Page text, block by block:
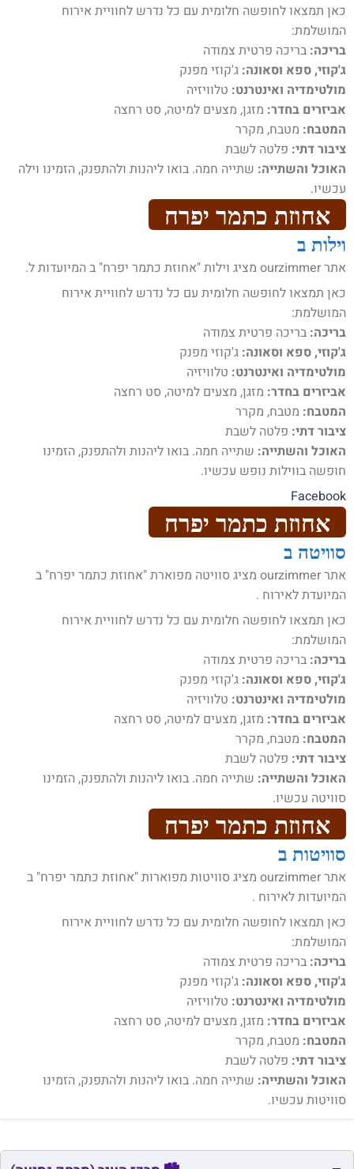
כאן תמצאו לחופשה חלומית עם כל נדרש לחוויית אירוח
המושלמת:
בריכה: בריכה פרטית צמודה
ג'קוזי, ספא וסאונה: ג'קוזי מפנק
מולטימדיה ואינטרנט: טלוויזיה
אביזרים בחדר: מזגן, מצעים למיטה, סט רחצה
המטבח: מטבח, מקרר
ציבור דתי: פלטה לשבת
האוכל והשתייה: שתייה חמה. בואו ליהנות ולהתפנק, הזמינו וילה
עכשיו.
אחוזת כתמר יפרח
וילות ב
אתר ourzimmer מציג וילות "אחוזת כתמר יפרח" ב המיועדות ל.
כאן תמצאו לחופשה חלומית עם כל נדרש לחוויית אירוח
המושלמת:
בריכה: בריכה פרטית צמודה
ג'קוזי, ספא וסאונה: ג'קוזי מפנק
מולטימדיה ואינטרנט: טלוויזיה
אביזרים בחדר: מזגן, מצעים למיטה, סט רחצה
המטבח: מטבח, מקרר
ציבור דתי: פלטה לשבת
האוכל והשתייה: שתייה חמה. בואו ליהנות ולהתפנק, הזמינו
חופשה בווילות נופש עכשיו.
Facebook
אחוזת כתמר יפרח
סוויטה ב
אתר ourzimmer מציג סוויטה מפוארת "אחוזת כתמר יפרח" ב
המיועדת לאירוח .
כאן תמצאו לחופשה חלומית עם כל נדרש לחוויית אירוח
המושלמת:
בריכה: בריכה פרטית צמודה
ג'קוזי, ספא וסאונה: ג'קוזי מפנק
מולטימדיה ואינטרנט: טלוויזיה
אביזרים בחדר: מזגן, מצעים למיטה, סט רחצה
המטבח: מטבח, מקרר
ציבור דתי: פלטה לשבת
האוכל והשתייה: שתייה חמה. בואו ליהנות ולהתפנק, הזמינו
סוויטה עכשיו.
אחוזת כתמר יפרח
סוויטות ב
אתר ourzimmer מציג סוויטות מפוארות "אחוזת כתמר יפרח" ב
המיועדות לאירוח .
כאן תמצאו לחופשה חלומית עם כל נדרש לחוויית אירוח
המושלמת:
בריכה: בריכה פרטית צמודה
ג'קוזי, ספא וסאונה: ג'קוזי מפנק
מולטימדיה ואינטרנט: טלוויזיה
אביזרים בחדר: מזגן, מצעים למיטה, סט רחצה
המטבח: מטבח, מקרר
ציבור דתי: פלטה לשבת
האוכל והשתייה: שתייה חמה. בואו ליהנות ולהתפנק, הזמינו
סוויטות עכשיו.